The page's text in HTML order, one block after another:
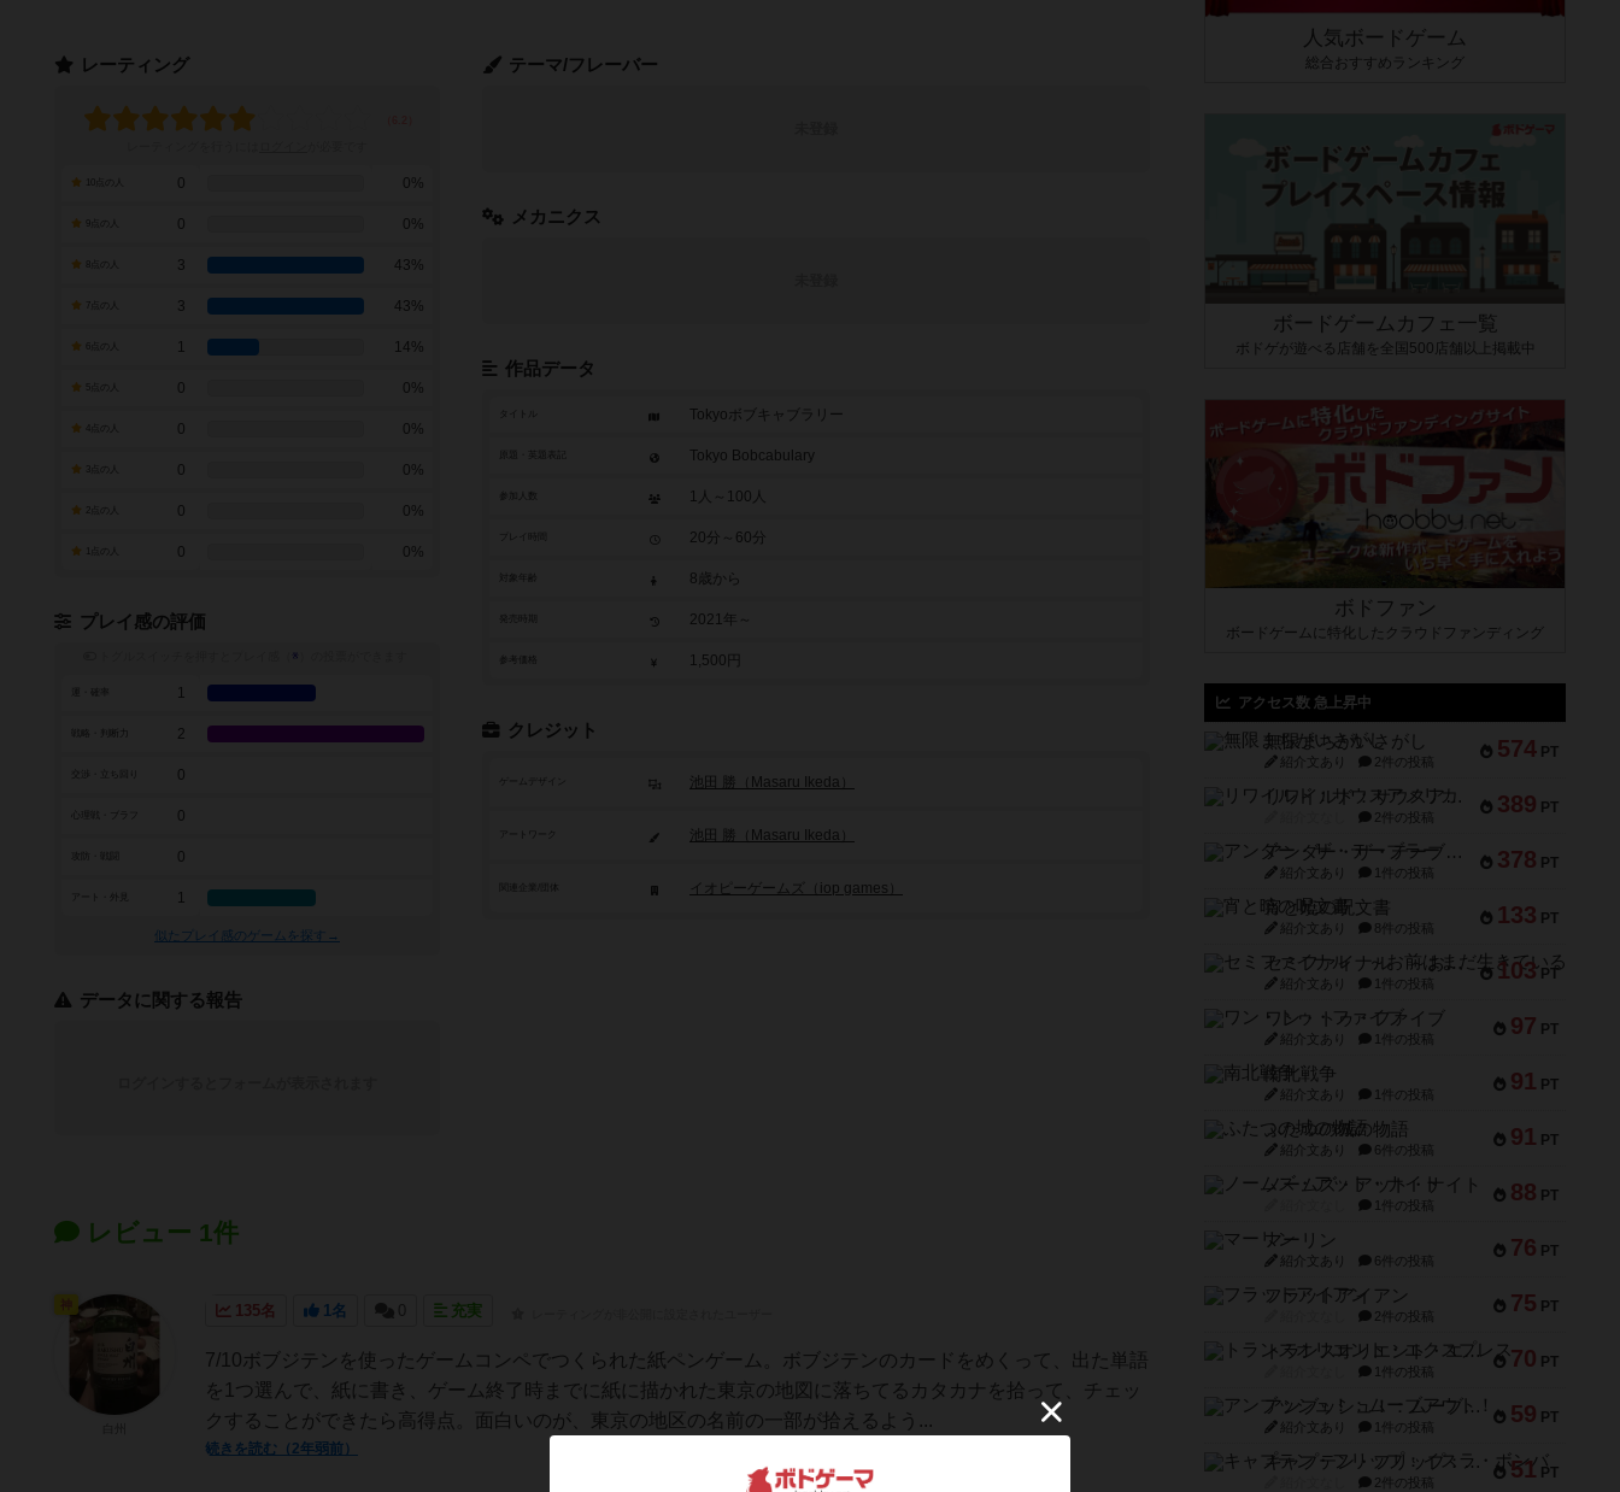
テーマ/フレーバー
メカニクス
作品データ
タイトル Tokyoボブキャブラリー
Tokyo Bobcabulary
参加人数 1人～100人
20分～60分
8歳から
2021年～
参考価格 1,500円
クレジット
ゲームデザイン 池田 勝（Masaru Ikeda）
アートワーク 池田 勝（Masaru Ikeda）
イオピーゲームズ（iop games）
レーティング
0 0%
0 0%
3 43%
7点の人 3 43%
1 14%
0 0%
0 0%
0 0%
0 0%
0 0%
プレイ感の評価
※
1
戦略・判断力 2
0
0
0
アート・外見 1
似たプレイ感のゲームを探す→
データに関する報告
レビュー 1件
135名 1名 0 充実
7/10ボブジテンを使ったゲームコンペでつくられた紙ペンゲーム。ボブジテンのカードをめくって、出た単語
を1つ選んで、紙に書き、ゲーム終了時までに紙に描かれた東京の地図に落ちてるカタカナを拾って、チェッ
クすることができたら高得点。面白いのが、東京の地区の名前の一部が拾えるよう...
続きを読む（2年弱前）
人気ボードゲーム
総合おすすめランキング
ボードゲームカフェ一覧
ボドゲが遊べる店舗を全国500店舗以上掲載中
ボドファン
ボードゲームに特化したクラウドファンディング
アクセス数 急上昇中
574 PT
無限まちがいさがし
紹介文あり 2件の投稿
389 PT
リワイルド：サウスアメリカ
2件の投稿
378 PT
アンダー・ザ・テーブラー
紹介文あり 1件の投稿
133 PT
宵と暁の呪文書
紹介文あり 8件の投稿
103 PT
セミファイナル ～お前はまだ生きている～
紹介文あり 1件の投稿
97 PT
ワン・トゥ・ファイブ
紹介文あり 1件の投稿
91 PT
南北戦争
紹介文あり 1件の投稿
91 PT
ふたつの城の物語
紹介文あり 6件の投稿
88 PT
ノームズ・アット・ナイト
1件の投稿
76 PT
マーリン
紹介文あり 6件の投稿
75 PT
フラットアイアン
2件の投稿
70 PT
トランスオリエント・エクスプレス
1件の投稿
59 PT
アンブッシュ！：ムーブアウト！
紹介文あり 1件の投稿
51 PT
キャプテン・フリップ：イスラ・ボンバ
2件の投稿